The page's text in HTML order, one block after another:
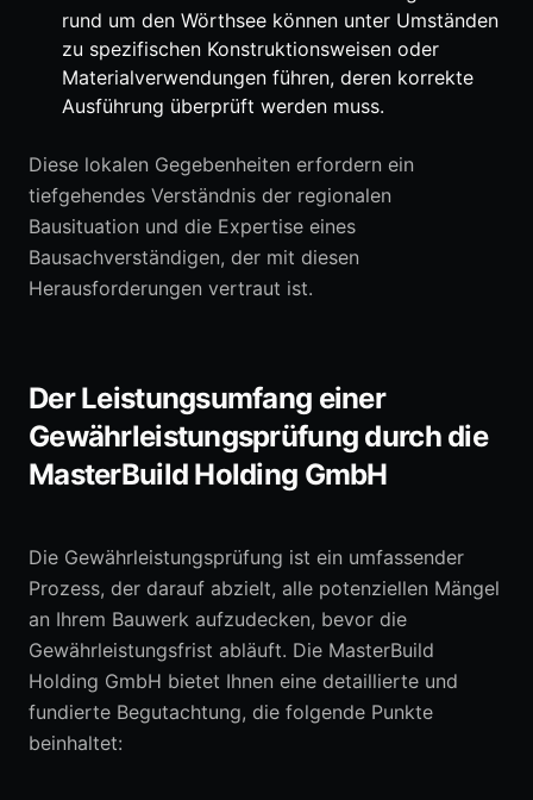
rund um den Wörthsee können unter Umständen
zu spezifischen Konstruktionsweisen oder
Materialverwendungen führen, deren korrekte
Ausführung überprüft werden muss.
Diese lokalen Gegebenheiten erfordern ein
tiefgehendes Verständnis der regionalen
Bausituation und die Expertise eines
Bausachverständigen, der mit diesen
Herausforderungen vertraut ist.
Der Leistungsumfang einer
Gewährleistungsprüfung durch die
MasterBuild Holding GmbH
Die Gewährleistungsprüfung ist ein umfassender
Prozess, der darauf abzielt, alle potenziellen Mängel
an Ihrem Bauwerk aufzudecken, bevor die
Gewährleistungsfrist abläuft. Die MasterBuild
Holding GmbH bietet Ihnen eine detaillierte und
fundierte Begutachtung, die folgende Punkte
beinhaltet: